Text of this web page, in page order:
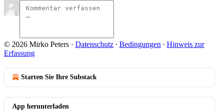
© 2026 Mirko Peters · Datenschutz ∙ Bedingungen ∙ Hinweis zur
Erfassung
Starten Sie Ihre Substack
App herunterladen